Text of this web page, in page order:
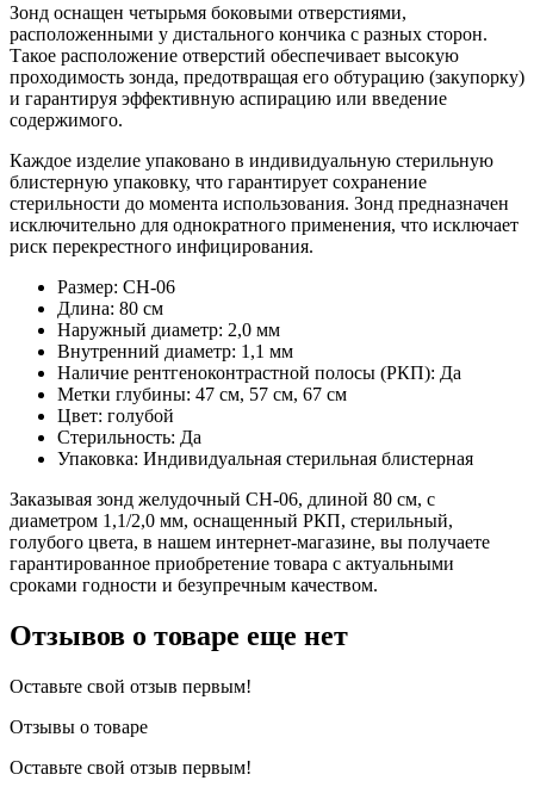
Зонд оснащен четырьмя боковыми отверстиями,
расположенными у дистального кончика с разных сторон.
Такое расположение отверстий обеспечивает высокую
проходимость зонда, предотвращая его обтурацию (закупорку)
и гарантируя эффективную аспирацию или введение
содержимого.
Каждое изделие упаковано в индивидуальную стерильную
блистерную упаковку, что гарантирует сохранение
стерильности до момента использования. Зонд предназначен
исключительно для однократного применения, что исключает
риск перекрестного инфицирования.
Размер: CH-06
Длина: 80 см
Наружный диаметр: 2,0 мм
Внутренний диаметр: 1,1 мм
Наличие рентгеноконтрастной полосы (РКП): Да
Метки глубины: 47 см, 57 см, 67 см
Цвет: голубой
Стерильность: Да
Упаковка: Индивидуальная стерильная блистерная
Заказывая зонд желудочный CH-06, длиной 80 см, с
диаметром 1,1/2,0 мм, оснащенный РКП, стерильный,
голубого цвета, в нашем интернет-магазине, вы получаете
гарантированное приобретение товара с актуальными
сроками годности и безупречным качеством.
Отзывов о товаре еще нет
Оставьте свой отзыв первым!
Отзывы о товаре
Оставьте свой отзыв первым!